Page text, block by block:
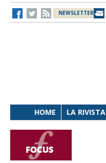
NEWSLETTER
HOME LA RIVISTA